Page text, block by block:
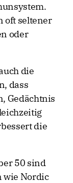
oft seltener
oder
die
dass
Gedächtnis
die
50 sind
wie Nordic